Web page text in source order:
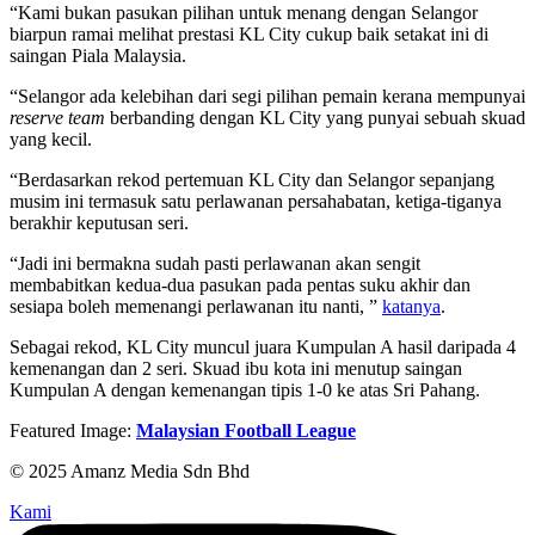
“Kami bukan pasukan pilihan untuk menang dengan Selangor
biarpun ramai melihat prestasi KL City cukup baik setakat ini di
saingan Piala Malaysia.
“Selangor ada kelebihan dari segi pilihan pemain kerana mempunyai
reserve team berbanding dengan KL City yang punyai sebuah skuad
yang kecil.
“Berdasarkan rekod pertemuan KL City dan Selangor sepanjang
musim ini termasuk satu perlawanan persahabatan, ketiga-tiganya
berakhir keputusan seri.
“Jadi ini bermakna sudah pasti perlawanan akan sengit
membabitkan kedua-dua pasukan pada pentas suku akhir dan
sesiapa boleh memenangi perlawanan itu nanti, ” katanya.
Sebagai rekod, KL City muncul juara Kumpulan A hasil daripada 4
kemenangan dan 2 seri. Skuad ibu kota ini menutup saingan
Kumpulan A dengan kemenangan tipis 1-0 ke atas Sri Pahang.
Featured Image: Malaysian Football League
© 2025 Amanz Media Sdn Bhd
Kami